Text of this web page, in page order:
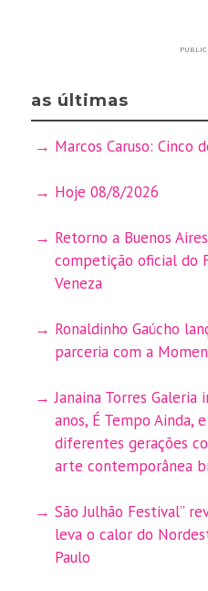
as últimas
Marcos Caruso: Cinco
Hoje 08/8/2026
Retorno a Buenos
competição oficial do
Veneza
Ronaldinho Gaúcho
parceria com a
Janaina Torres
anos, É Tempo Ainda,
diferentes gerações
arte contemporânea
São Julhão Festival”
leva o calor do
Paulo